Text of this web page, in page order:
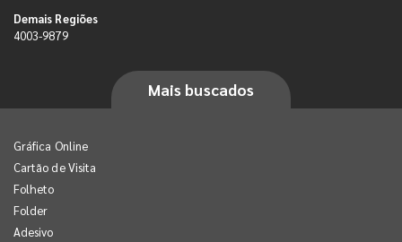
Demais Regiões
4003-9879
Mais buscados
Gráfica Online
Cartão de Visita
Folheto
Folder
Adesivo